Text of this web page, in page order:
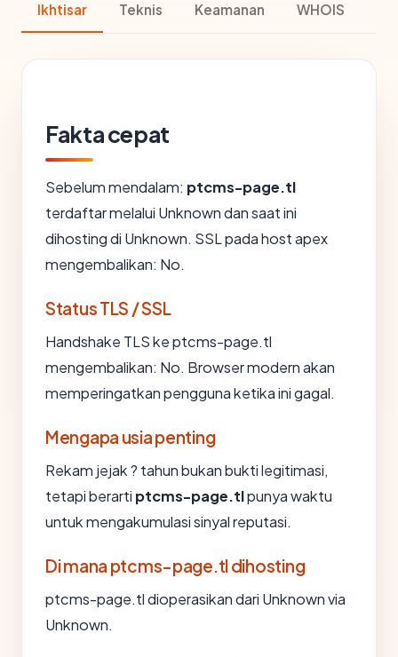
Ikhtisar Teknis Keamanan WHOIS
Fakta cepat
Sebelum mendalam: ptcms-page.tl
terdaftar melalui Unknown dan saat ini
dihosting di Unknown. SSL pada host apex
mengembalikan: No.
Status TLS / SSL
Handshake TLS ke ptcms-page.tl
mengembalikan: No. Browser modern akan
memperingatkan pengguna ketika ini gagal.
Mengapa usia penting
Rekam jejak ? tahun bukan bukti legitimasi,
tetapi berarti ptcms-page.tlpunya waktu
untuk mengakumulasi sinyal reputasi.
Di mana ptcms-page.tl dihosting
ptcms-page.tl dioperasikan dari Unknown via
Unknown.